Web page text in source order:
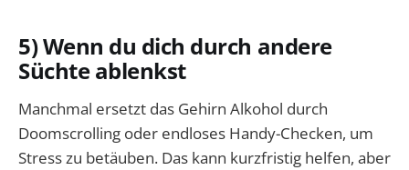
5) Wenn du dich durch andere
Süchte ablenkst
Manchmal ersetzt das Gehirn Alkohol durch
Doomscrolling oder endloses Handy-Checken, um
Stress zu betäuben. Das kann kurzfristig helfen, aber